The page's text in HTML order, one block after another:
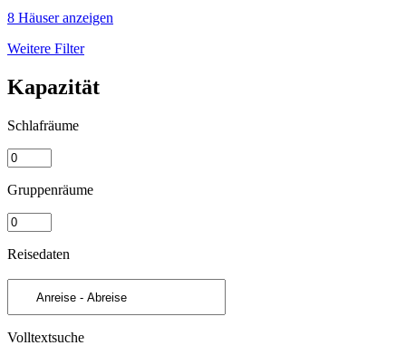
8 Häuser anzeigen
Weitere Filter
Kapazität
Schlafräume
Gruppenräume
Reisedaten
Volltextsuche